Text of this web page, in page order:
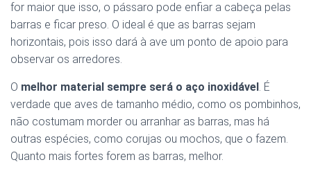
for maior que isso, o pássaro pode enfiar a cabeça pelas
barras e ficar preso. O ideal é que as barras sejam
horizontais, pois isso dará à ave um ponto de apoio para
observar os arredores.
O melhor material sempre será o aço inoxidável. É
verdade que aves de tamanho médio, como os pombinhos,
não costumam morder ou arranhar as barras, mas há
outras espécies, como corujas ou mochos, que o fazem.
Quanto mais fortes forem as barras, melhor.